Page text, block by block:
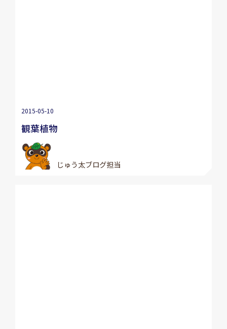
2015-05-10
観葉植物
じゅう太ブログ担当